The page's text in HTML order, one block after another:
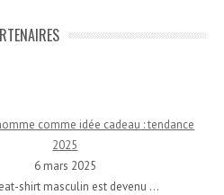
comme idée cadeau : tendance
2025
6 mars 2025
shirt masculin est devenu …